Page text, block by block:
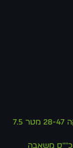
משאבה חיצונית תלת פאזי 700 ליטר/דקה 28-47 מטר 7.5
משאבה חיצונית תלת פאזית בהספק 7.5 כ""ס משאבה